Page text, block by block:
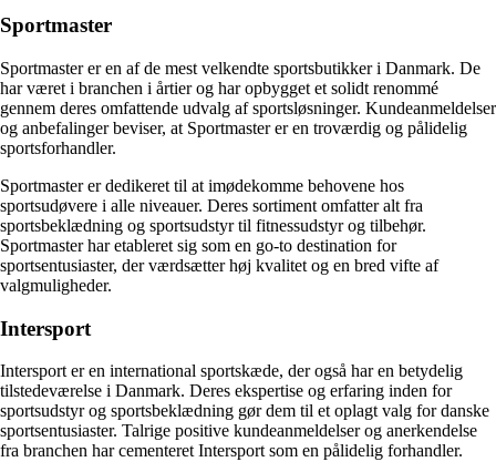
Sportmaster
Sportmaster er en af de mest velkendte sportsbutikker i Danmark. De
har været i branchen i årtier og har opbygget et solidt renommé
gennem deres omfattende udvalg af sportsløsninger. Kundeanmeldelser
og anbefalinger beviser, at Sportmaster er en troværdig og pålidelig
sportsforhandler.
Sportmaster er dedikeret til at imødekomme behovene hos
sportsudøvere i alle niveauer. Deres sortiment omfatter alt fra
sportsbeklædning og sportsudstyr til fitnessudstyr og tilbehør.
Sportmaster har etableret sig som en go-to destination for
sportsentusiaster, der værdsætter høj kvalitet og en bred vifte af
valgmuligheder.
Intersport
Intersport er en international sportskæde, der også har en betydelig
tilstedeværelse i Danmark. Deres ekspertise og erfaring inden for
sportsudstyr og sportsbeklædning gør dem til et oplagt valg for danske
sportsentusiaster. Talrige positive kundeanmeldelser og anerkendelse
fra branchen har cementeret Intersport som en pålidelig forhandler.